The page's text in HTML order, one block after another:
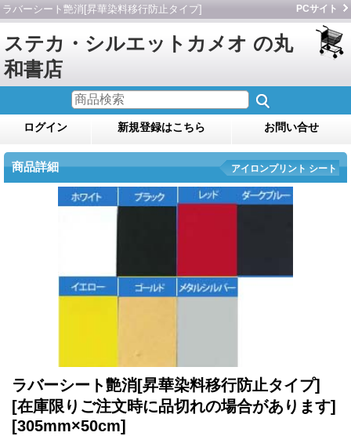
ラバーシート艶消[昇華染料移行防止タイプ] PCサイト
ステカ・シルエットカメオ の丸
和書店
ログイン 新規登録はこちら お問い合せ
商品詳細 アイロンプリント シート
ラバーシート艶消[昇華染料移行防止タイプ]
[在庫限りご注文時に品切れの場合があります]
[305mm×50cm]